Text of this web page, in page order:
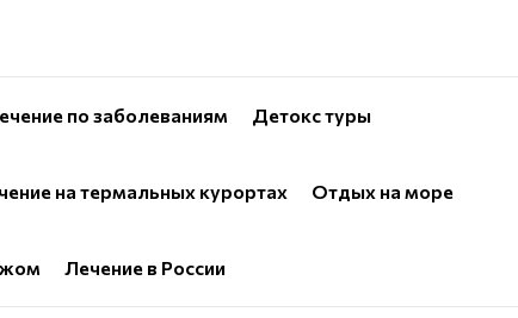
по заболеваниям Детокс туры
на термальных курортах Отдых на море
Лечение в России